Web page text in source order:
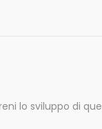
lo sviluppo di